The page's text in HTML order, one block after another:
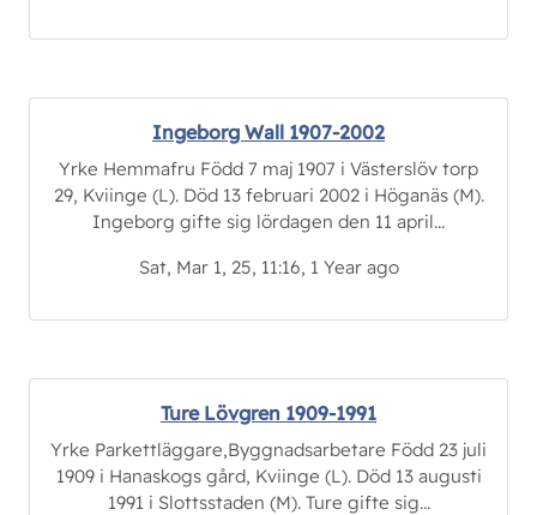
Ingeborg Wall 1907-2002
Yrke Hemmafru Född 7 maj 1907 i Västerslöv torp
29, Kviinge (L). Död 13 februari 2002 i Höganäs (M).
Ingeborg gifte sig lördagen den 11 april...
Sat, Mar 1, 25, 11:16, 1 Year ago
Ture Lövgren 1909-1991
Yrke Parkettläggare,Byggnadsarbetare Född 23 juli
1909 i Hanaskogs gård, Kviinge (L). Död 13 augusti
1991 i Slottsstaden (M). Ture gifte sig...